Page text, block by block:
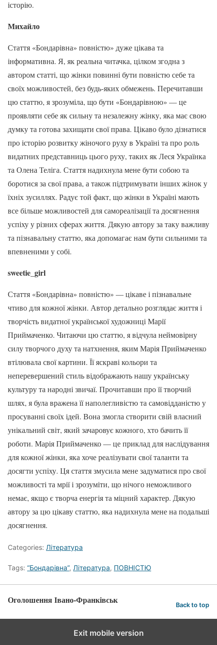
історію.
Михайло
Стаття «Бондарівна» повністю» дуже цікава та
інформативна. Я, як реальна читачка, цілком згодна з
автором статті, що жінки повинні бути повністю себе та
своїх можливостей, без будь-яких обмежень. Перечитавши
цю статтю, я зрозуміла, що бути «Бондарівною» — це
проявляти себе як сильну та незалежну жінку, яка має свою
думку та готова захищати свої права. Цікаво було дізнатися
про історію розвитку жіночого руху в Україні та про роль
видатних представниць цього руху, таких як Леся Українка
та Олена Теліга. Стаття надихнула мене бути собою та
боротися за свої права, а також підтримувати інших жінок у
їхніх зусиллях. Радує той факт, що жінки в Україні мають
все більше можливостей для самореалізації та досягнення
успіху у різних сферах життя. Дякую автору за таку важливу
та пізнавальну статтю, яка допомагає нам бути сильними та
впевненими у собі.
sweetie_girl
Стаття «Бондарівна» повністю» — цікаве і пізнавальне
чтиво для кожної жінки. Автор детально розглядає життя і
творчість видатної української художниці Марії
Приймаченко. Читаючи цю статтю, я відчула неймовірну
силу творчого духу та натхнення, яким Марія Приймаченко
втілювала свої картини. Її яскраві кольори та
неперевершений стиль відображають нашу українську
культуру та народні звичаї. Прочитавши про її творчий
шлях, я була вражена її наполегливістю та самовідданістю у
просуванні своїх ідей. Вона змогла створити свій власний
унікальний світ, який зачаровує кожного, хто бачить її
роботи. Марія Приймаченко — це приклад для наслідування
для кожної жінки, яка хоче реалізувати свої таланти та
досягти успіху. Ця стаття змусила мене задуматися про свої
можливості та мрії і зрозуміти, що нічого неможливого
немає, якщо є творча енергія та міцний характер. Дякую
автору за цю цікаву статтю, яка надихнула мене на подальші
досягнення.
Categories: Література
Tags: “Бондарівна”, Література, ПОВНІСТЮ
Оголошення Івано-Франківськ Back to top
Exit mobile version